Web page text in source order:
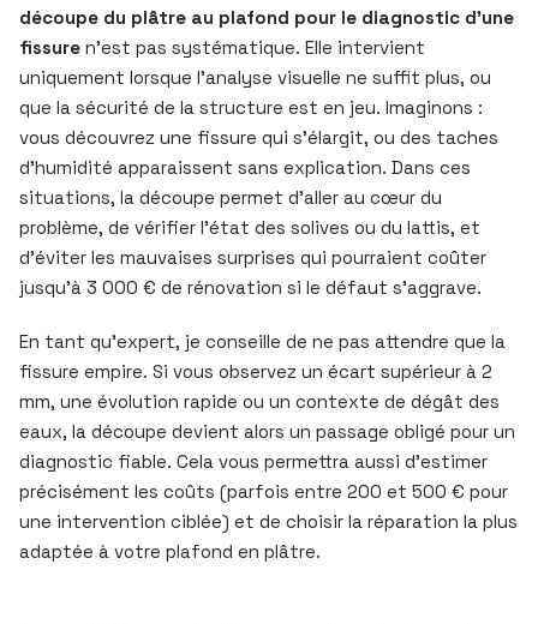
découpe du plâtre au plafond pour le diagnostic d’une
fissure n’est pas systématique. Elle intervient
uniquement lorsque l’analyse visuelle ne suffit plus, ou
que la sécurité de la structure est en jeu. Imaginons :
vous découvrez une fissure qui s’élargit, ou des taches
d’humidité apparaissent sans explication. Dans ces
situations, la découpe permet d’aller au cœur du
problème, de vérifier l’état des solives ou du lattis, et
d’éviter les mauvaises surprises qui pourraient coûter
jusqu’à 3 000 € de rénovation si le défaut s’aggrave.
En tant qu’expert, je conseille de ne pas attendre que la
fissure empire. Si vous observez un écart supérieur à 2
mm, une évolution rapide ou un contexte de dégât des
eaux, la découpe devient alors un passage obligé pour un
diagnostic fiable. Cela vous permettra aussi d’estimer
précisément les coûts (parfois entre 200 et 500 € pour
une intervention ciblée) et de choisir la réparation la plus
adaptée à votre plafond en plâtre.